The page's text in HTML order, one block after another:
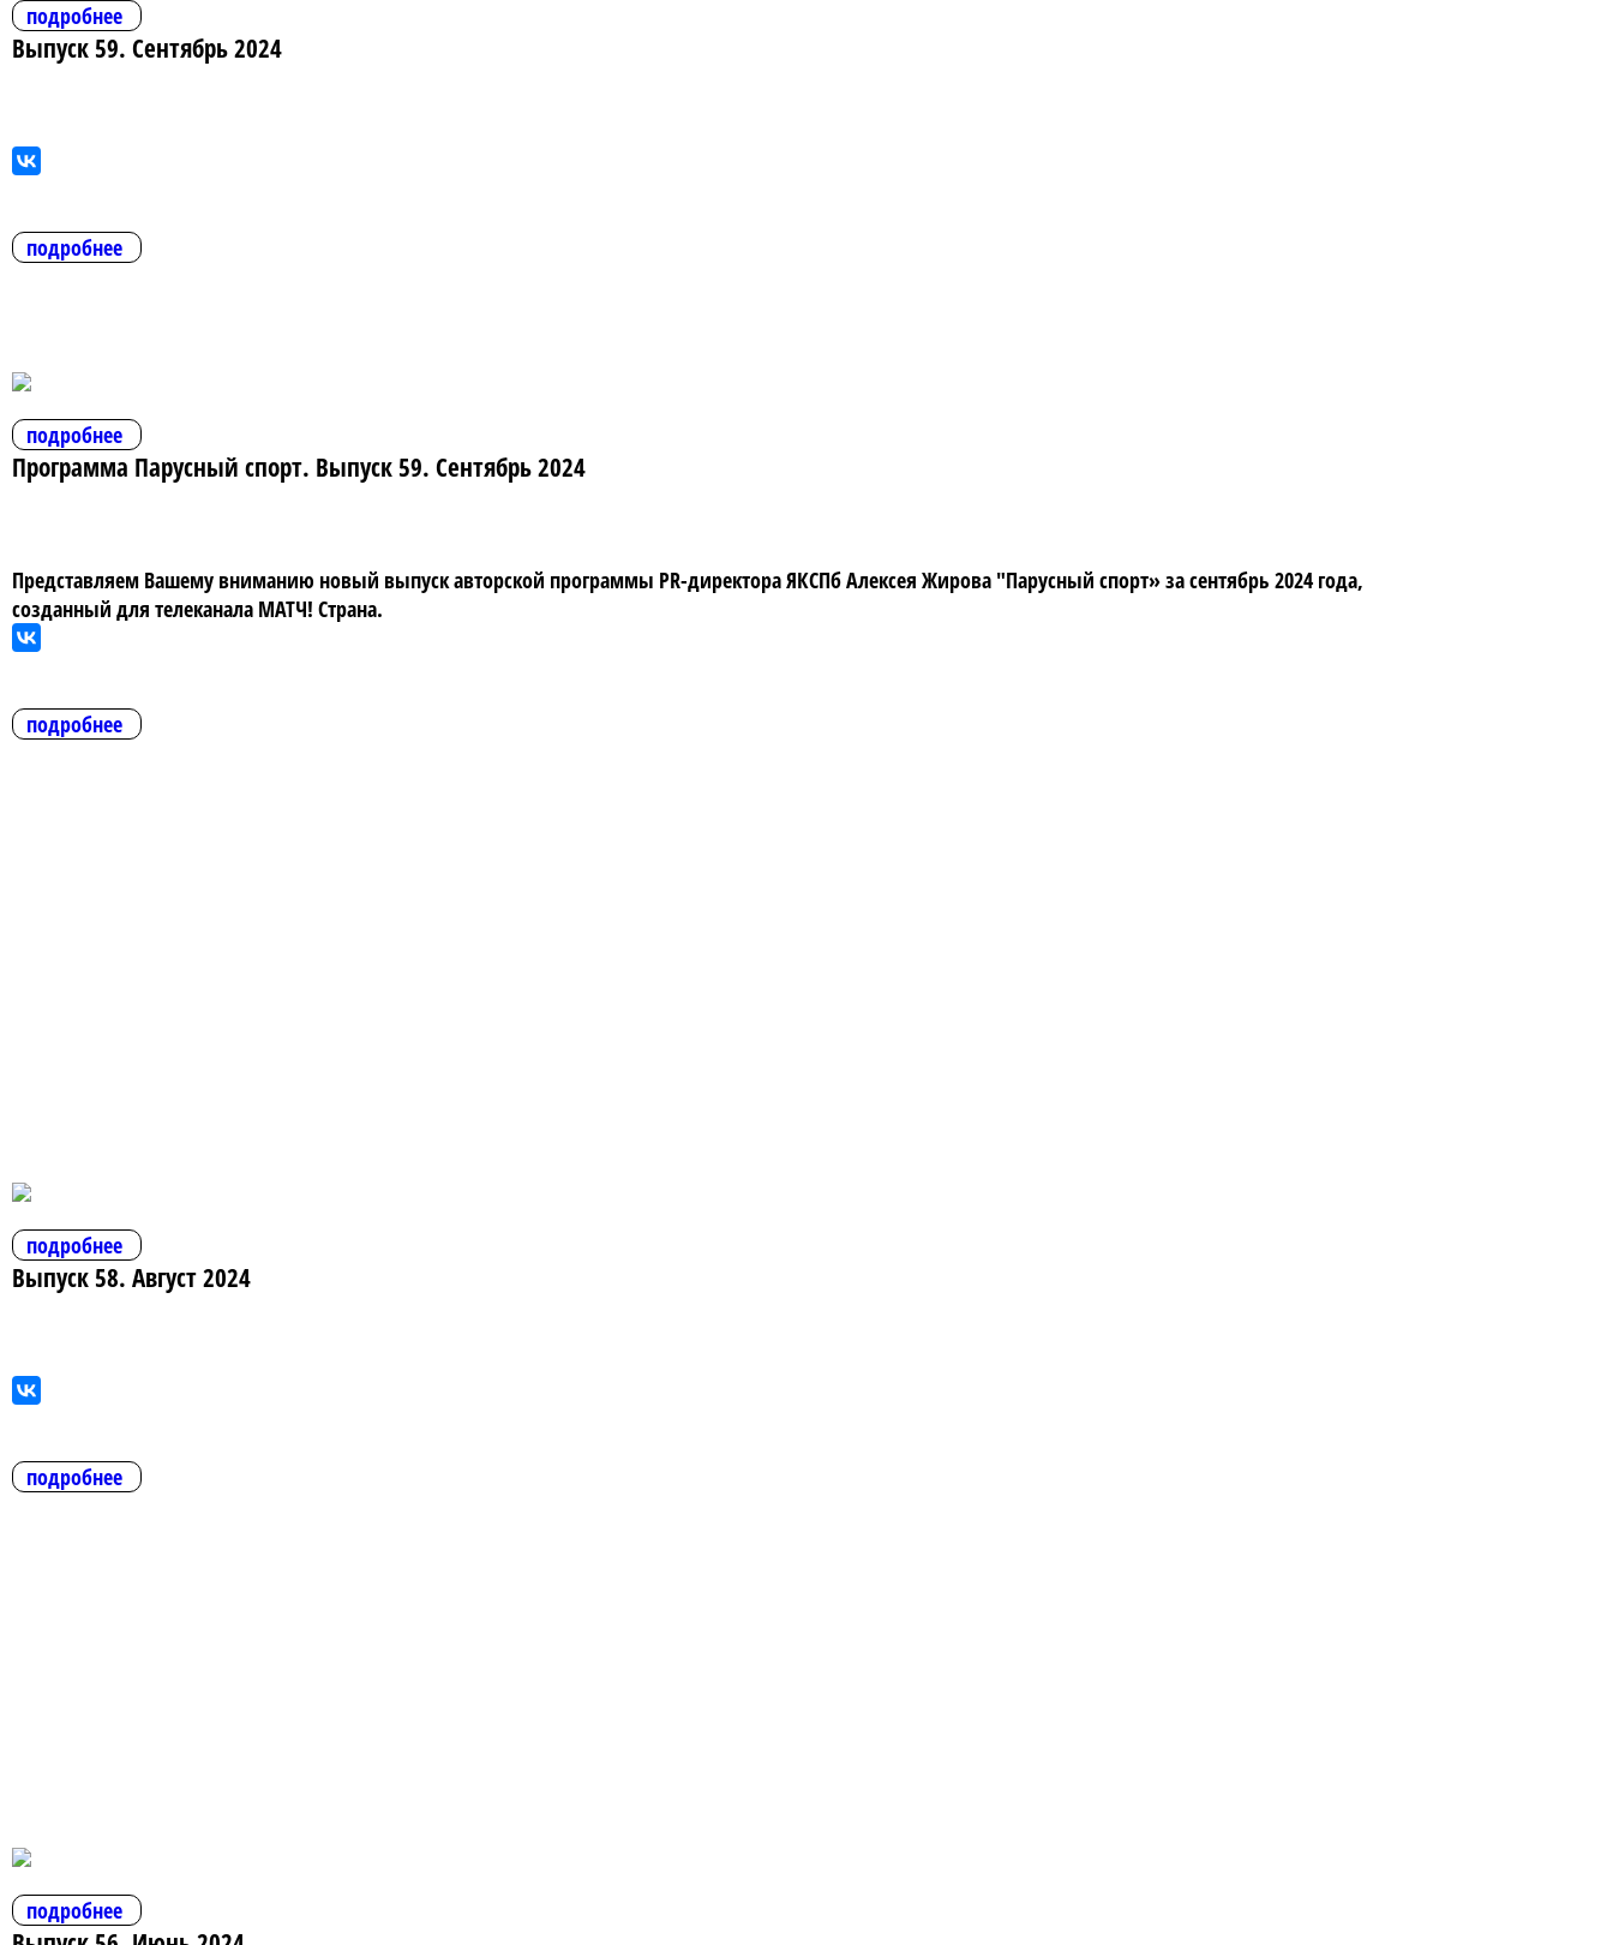
подробнее
Выпуск 59. Сентябрь 2024
подробнее
подробнее
Программа Парусный спорт. Выпуск 59. Сентябрь 2024
Представляем Вашему вниманию новый выпуск авторской программы PR-директора ЯКСПб Алексея Жирова "Парусный спорт» за сентябрь 2024 года,
созданный для телеканала МАТЧ! Страна.
подробнее
подробнее
Выпуск 58. Август 2024
подробнее
подробнее